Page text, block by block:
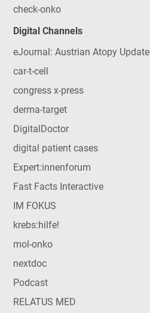
check-onko
Digital Channels
eJournal: Austrian Atopy Update
car-t-cell
congress x-press
derma-target
DigitalDoctor
digital patient cases
Expert:innenforum
Fast Facts Interactive
IM FOKUS
krebs:hilfe!
mol-onko
nextdoc
Podcast
RELATUS MED